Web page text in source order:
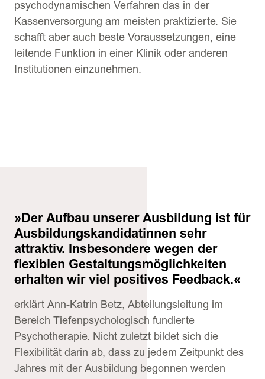
psychodynamischen Verfahren das in der
Kassenversorgung am meisten praktizierte. Sie
schafft aber auch beste Voraussetzungen, eine
leitende Funktion in einer Klinik oder anderen
Institutionen einzunehmen.
»Der Aufbau unserer Ausbildung ist für
Ausbildungskandidatinnen sehr
attraktiv. Insbesondere wegen der
flexiblen Gestaltungsmöglichkeiten
erhalten wir viel positives Feedback.«
erklärt Ann-Katrin Betz, Abteilungsleitung im
Bereich Tiefenpsychologisch fundierte
Psychotherapie. Nicht zuletzt bildet sich die
Flexibilität darin ab, dass zu jedem Zeitpunkt des
Jahres mit der Ausbildung begonnen werden